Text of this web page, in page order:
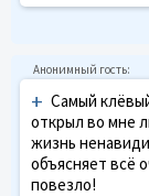
+ Самый
открыл во мне
жизнь
объясняет всё
повезло!